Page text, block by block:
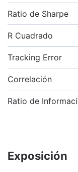
Ratio de Sharpe
R Cuadrado
Tracking Error
Correlación
Ratio de
Exposición